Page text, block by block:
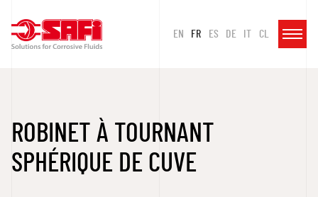
EN FR ES DE IT CL
ROBINET À TOURNANT
SPHÉRIQUE DE CUVE